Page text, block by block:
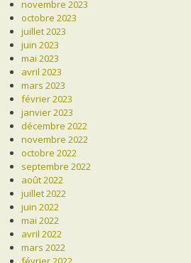
novembre 2023
octobre 2023
juillet 2023
juin 2023
mai 2023
avril 2023
mars 2023
février 2023
janvier 2023
décembre 2022
novembre 2022
octobre 2022
septembre 2022
août 2022
juillet 2022
juin 2022
mai 2022
avril 2022
mars 2022